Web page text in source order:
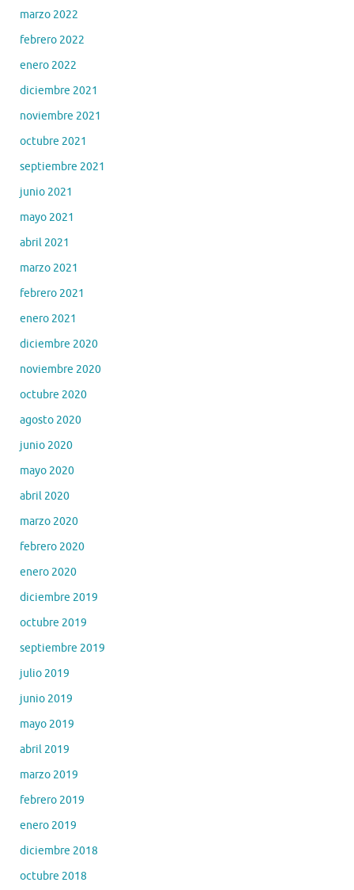
marzo 2022
febrero 2022
enero 2022
diciembre 2021
noviembre 2021
octubre 2021
septiembre 2021
junio 2021
mayo 2021
abril 2021
marzo 2021
febrero 2021
enero 2021
diciembre 2020
noviembre 2020
octubre 2020
agosto 2020
junio 2020
mayo 2020
abril 2020
marzo 2020
febrero 2020
enero 2020
diciembre 2019
octubre 2019
septiembre 2019
julio 2019
junio 2019
mayo 2019
abril 2019
marzo 2019
febrero 2019
enero 2019
diciembre 2018
octubre 2018